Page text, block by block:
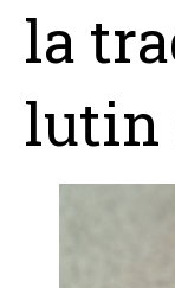
la
lutin